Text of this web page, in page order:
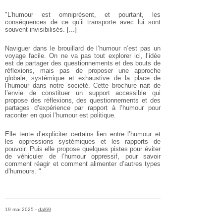
"L’humour est omniprésent, et pourtant, les
conséquences de ce qu’il transporte avec lui sont
souvent invisibilisés. [...]
Naviguer dans le brouillard de l’humour n’est pas un
voyage facile.On ne va pas tout explorer ici, l’idée
est de partager des questionnements et des bouts de
réflexions, mais pas de proposer une approche
globale, systémique et exhaustive de la place de
l’humour dans notre société. Cette brochure nait de
l’envie de constituer un support accessible qui
propose des réflexions, des questionnements et des
partages d’expérience par rapport à l’humour pour
raconter en quoi l’humour est politique.
Elle tente d’expliciter certains lien entre l’humour et
les oppressions systémiques et les rapports de
pouvoir. Puis elle propose quelques pistes pour éviter
de véhiculer de l’humour oppressif, pour savoir
comment réagir et comment alimenter d’autres types
d’humours. "
19 mai 2025 - dal69